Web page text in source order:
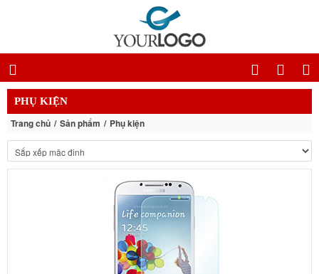
PHỤ KIỆN
Trang chủ Sản phẩm Phụ kiện